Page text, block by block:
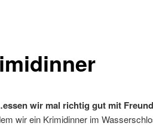
wir mal richtig gut mit
wir ein Krimidinner im